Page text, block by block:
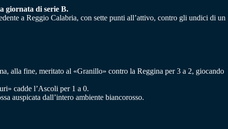
giornata di serie B.
a Reggio Calabria, con sette punti all’attivo, contro gli undici di un
alla fine, meritato al «Granillo» contro la Reggina per 3 a 2, giocando
cadde l’Ascoli per 1 a 0.
auspicata dall’intero ambiente biancorosso.